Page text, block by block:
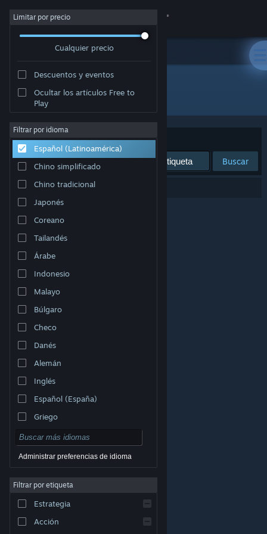
Iniciar sesión
Acerca de
Soporte
Cambiar idioma
Obtener la aplicación de Steam Mobile
Ver versión clásica
© Valve Corporation. Todos los derechos reservados.
Todas las marcas registradas pertenecen a sus
de Privacidad|Información legal
Acuerdo de Suscriptor a Steam
Cookies
Limitar por precio
Cualquier precio
Descuentos y eventos
Ocultar los artículos Free to
Play
Filtrar por idioma
Español (Latinoamérica)
Chino simplificado
Chino tradicional
Japonés
Coreano
Tailandés
Árabe
Indonesio
Malayo
Búlgaro
Checo
Danés
Alemán
Inglés
Español (España)
Griego
Administrar preferencias de idioma
Filtrar por etiqueta
Estrategia
Acción
Desarrollador: Scenario Software
Ordenar por Relevancia
Buscar
0 resultado(s) coinciden con la búsqueda.